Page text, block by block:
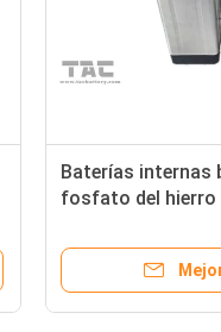
Baterías internas
fosfato del hierro
resistencia